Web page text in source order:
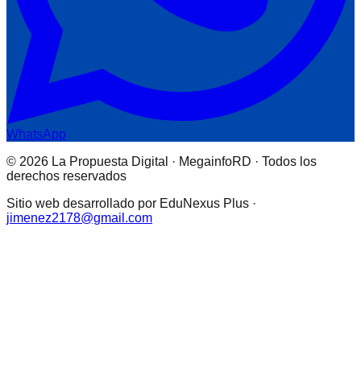
WhatsApp
© 2026 La Propuesta Digital · MegainfoRD · Todos los
derechos reservados
Sitio web desarrollado por EduNexus Plus ·
jimenez2178@gmail.com